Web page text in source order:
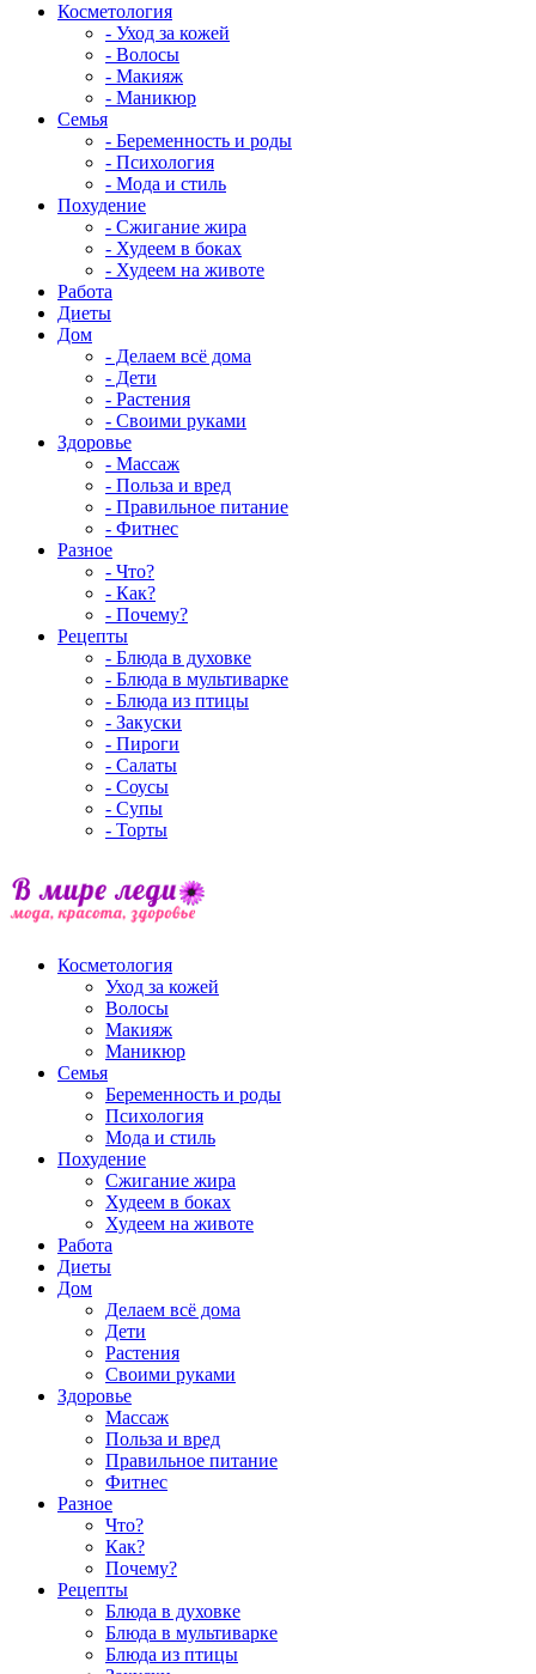
Косметология
- Уход за кожей
- Волосы
- Макияж
- Маникюр
Семья
- Беременность и роды
- Психология
- Мода и стиль
Похудение
- Сжигание жира
- Худеем в боках
- Худеем на животе
Работа
Диеты
Дом
- Делаем всё дома
- Дети
- Растения
- Своими руками
Здоровье
- Массаж
- Польза и вред
- Правильное питание
- Фитнес
Разное
- Что?
- Как?
- Почему?
Рецепты
- Блюда в духовке
- Блюда в мультиварке
- Блюда из птицы
- Закуски
- Пироги
- Салаты
- Соусы
- Супы
- Торты
Косметология
Уход за кожей
Волосы
Макияж
Маникюр
Семья
Беременность и роды
Психология
Мода и стиль
Похудение
Сжигание жира
Худеем в боках
Худеем на животе
Работа
Диеты
Дом
Делаем всё дома
Дети
Растения
Своими руками
Здоровье
Массаж
Польза и вред
Правильное питание
Фитнес
Разное
Что?
Как?
Почему?
Рецепты
Блюда в духовке
Блюда в мультиварке
Блюда из птицы